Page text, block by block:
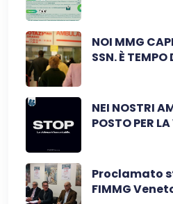
NOI MMG
SSN. È
NEI NOSTRI
POSTO PER
Proclamato
FIMMG